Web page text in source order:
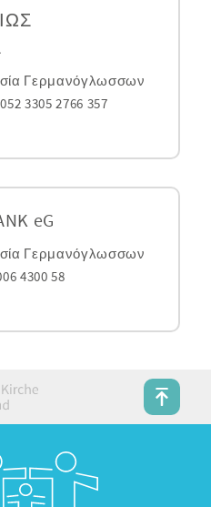
Γερμανόγλωσσων
3305 2766 357
eG
Γερμανόγλωσσων
4300 58